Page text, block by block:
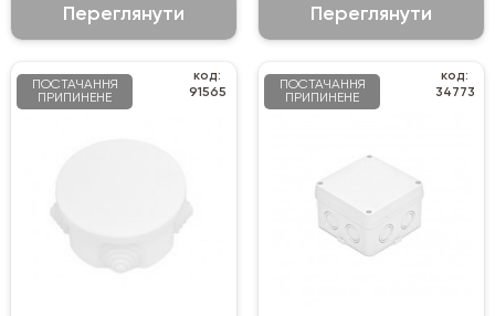
Переглянути Переглянути
ПОСТАЧАННЯ
ПРИПИНЕНЕ
код:
91565
ПОСТАЧАННЯ
ПРИПИНЕНЕ
код:
34773